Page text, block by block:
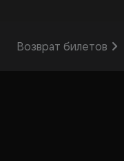
Возврат билетов